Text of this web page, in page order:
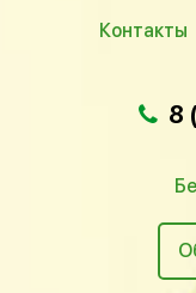
Контакты
8